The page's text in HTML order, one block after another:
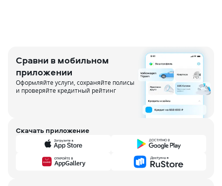
Сравни в мобильном
приложении
Оформляйте услуги, сохраняйте полисы
и проверяйте кредитный рейтинг
Скачать приложение